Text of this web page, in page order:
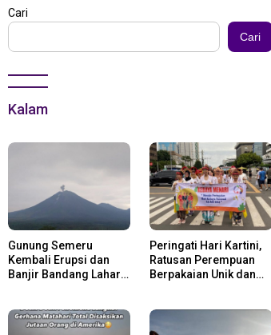
Cari
Cari
Kalam
Gunung Semeru
Kembali Erupsi dan
Banjir Bandang Lahar
Peringati Hari Kartini,
Ratusan Perempuan
Berpakaian Unik dan